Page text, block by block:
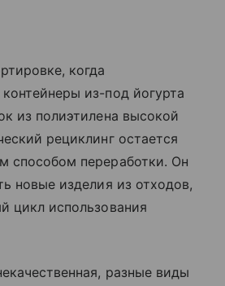
когда
из-под йогурта
из полиэтилена высокой
рециклинг остается
способом переработки. Он
новые изделия из отходов,
цикл использования
разные виды